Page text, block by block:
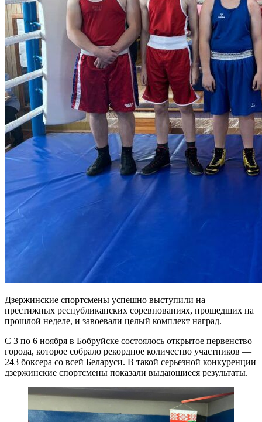
Дзержинские спортсмены успешно выступили на
престижных республиканских соревнованиях, прошедших на
прошлой неделе, и завоевали целый комплект наград.
С 3 по 6 ноября в Бобруйске состоялось открытое первенство
города, которое собрало рекордное количество участников —
243 боксера со всей Беларуси. В такой серьезной конкуренции
дзержинские спортсмены показали выдающиеся результаты.